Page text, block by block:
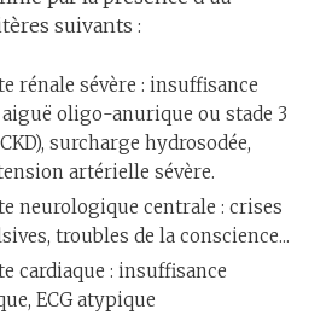
suivants :
rénale sévère : insuffisance
oligo-anurique ou stade 3
surcharge hydrosodée,
artérielle sévère.
neurologique centrale : crises
troubles de la conscience...
cardiaque : insuffisance
ECG atypique